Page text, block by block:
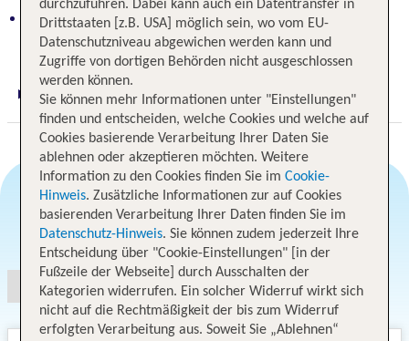
Im Zentrum von Rapallo, nur ca. 80 m vom Strand
entfernt
Digitaler und telefonischer 24/7 TUI Service
Angebotsauswahl
durchzuführen. Dabei kann auch ein Datentransfer in
Drittstaaten [z.B. USA] möglich sein, wo vom EU-
Datenschutzniveau abgewichen werden kann und
Zugriffe von dortigen Behörden nicht ausgeschlossen
werden können.
Sie können mehr Informationen unter "Einstellungen"
finden und entscheiden, welche Cookies und welche auf
Cookies basierende Verarbeitung Ihrer Daten Sie
ablehnen oder akzeptieren möchten. Weitere
Information zu den Cookies finden Sie im Cookie-
Hinweis. Zusätzliche Informationen zur auf Cookies
basierenden Verarbeitung Ihrer Daten finden Sie im
Datenschutz-Hinweis. Sie können zudem jederzeit Ihre
Entscheidung über "Cookie-Einstellungen" [in der
Fußzeile der Webseite] durch Ausschalten der
Kategorien widerrufen. Ein solcher Widerruf wirkt sich
nicht auf die Rechtmäßigkeit der bis zum Widerruf
erfolgten Verarbeitung aus. Soweit Sie „Ablehnen“